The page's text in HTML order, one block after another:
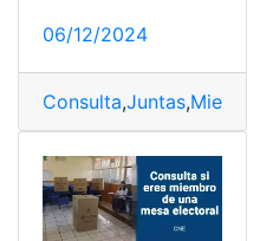
06/12/2024
Consulta,Juntas,Miembros